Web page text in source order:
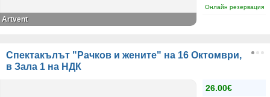
Онлайн резервация
Artvent
Спектакълът "Рачков и жените" на 16 Октомври,
в Зала 1 на НДК
26.00€